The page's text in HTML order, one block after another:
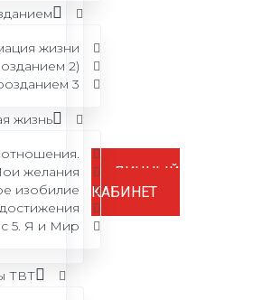
жизни
2)
3
жизнь
отношения.
желания
изобилие
5. Я и Мир
ТВТ
ЛИЧНЫЙ
КАБИНЕТ
от 06.03.2025г.